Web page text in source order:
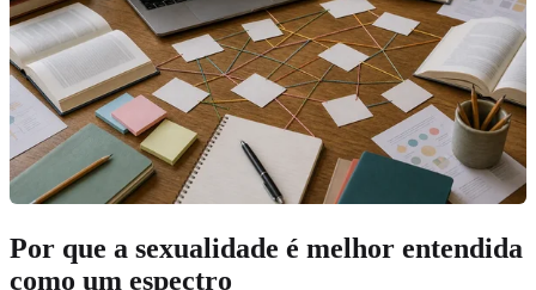
Por que a sexualidade é melhor entendida
como um espectro